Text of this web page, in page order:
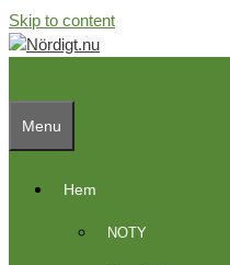
Skip to content
Menu
Hem
NOTY